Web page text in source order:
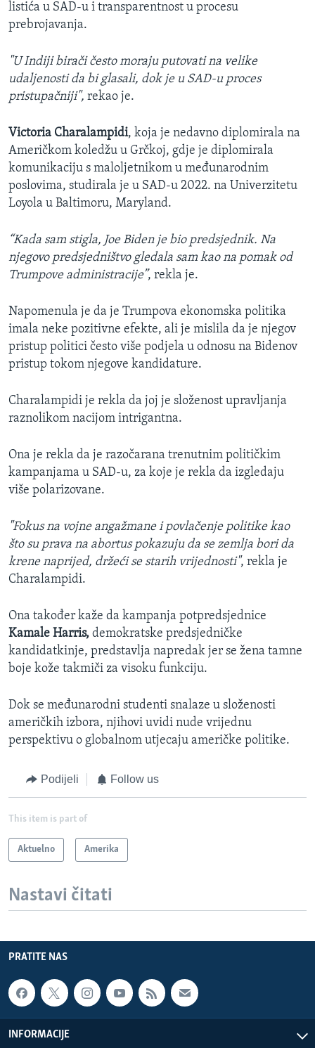
listića u SAD-u i transparentnost u procesu
prebrojavanja.
"U Indiji birači često moraju putovati na velike
udaljenosti da bi glasali, dok je u SAD-u proces
pristupačniji", rekao je.
Victoria Charalampidi, koja je nedavno diplomirala na
Američkom koledžu u Grčkoj, gdje je diplomirala
komunikaciju s maloljetnikom u međunarodnim
poslovima, studirala je u SAD-u 2022. na Univerzitetu
Loyola u Baltimoru, Maryland.
“Kada sam stigla, Joe Biden je bio predsjednik. Na
njegovo predsjedništvo gledala sam kao na pomak od
Trumpove administracije”, rekla je.
Napomenula je da je Trumpova ekonomska politika
imala neke pozitivne efekte, ali je mislila da je njegov
pristup politici često više podjela u odnosu na Bidenov
pristup tokom njegove kandidature.
Charalampidi je rekla da joj je složenost upravljanja
raznolikom nacijom intrigantna.
Ona je rekla da je razočarana trenutnim političkim
kampanjama u SAD-u, za koje je rekla da izgledaju
više polarizovane.
"Fokus na vojne angažmane i povlačenje politike kao
što su prava na abortus pokazuju da se zemlja bori da
krene naprijed, držeći se starih vrijednosti", rekla je
Charalampidi.
Ona također kaže da kampanja potpredsjednice
Kamale Harris, demokratske predsjedničke
kandidatkinje, predstavlja napredak jer se žena tamne
boje kože takmiči za visoku funkciju.
Dok se međunarodni studenti snalaze u složenosti
američkih izbora, njihovi uvidi nude vrijednu
perspektivu o globalnom utjecaju američke politike.
Podijeli Follow us
This item is part of
Aktuelno Amerika
Nastavi čitati
PRATITE NAS
INFORMACIJE